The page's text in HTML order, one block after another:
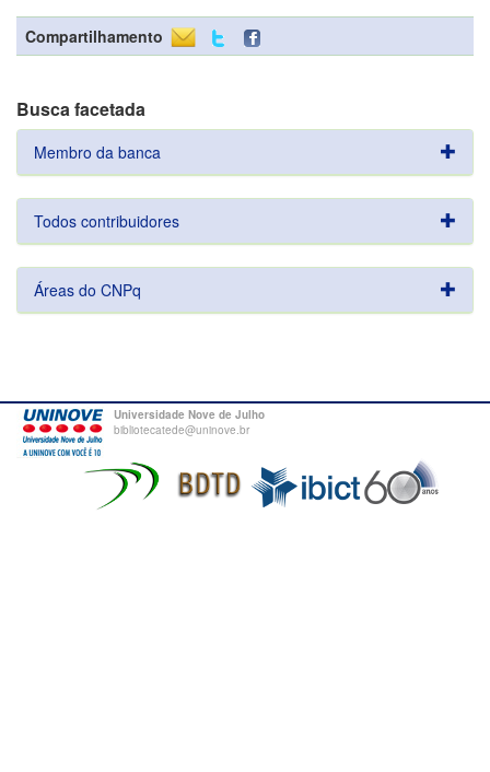
Compartilhamento
Busca facetada
Membro da banca
Todos contribuidores
Áreas do CNPq
Universidade Nove de Julho
bibliotecatede@uninove.br